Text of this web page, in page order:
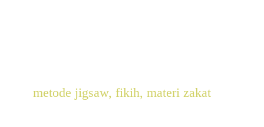
metode jigsaw, fikih, materi zakat